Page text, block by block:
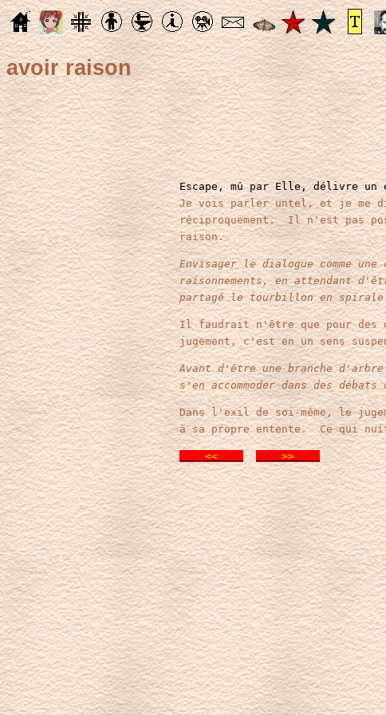
avoir raison
Escape, mû par Elle, délivre un
Je vois parler untel, et je me
réciproquement. Il n'est pas
raison.
Envisager le dialogue comme
raisonnements, en attendant
partagé le tourbillon en spirale
Il faudrait n'être que pour des
jugement, c'est en un sens
Avant d'être une branche
s'en accommoder dans des
Dans l'exil de soi-même, le
à sa propre entente. Ce qui
<< >>
....